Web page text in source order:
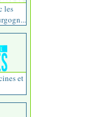
les
et